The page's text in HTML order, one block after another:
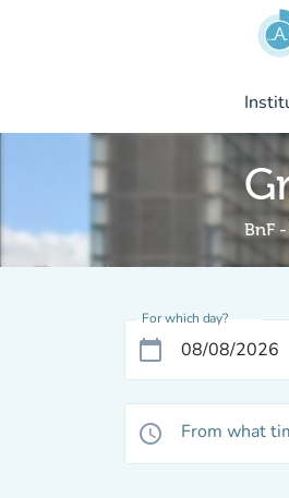
BnF
For which day?
calendar_today
access_time From what